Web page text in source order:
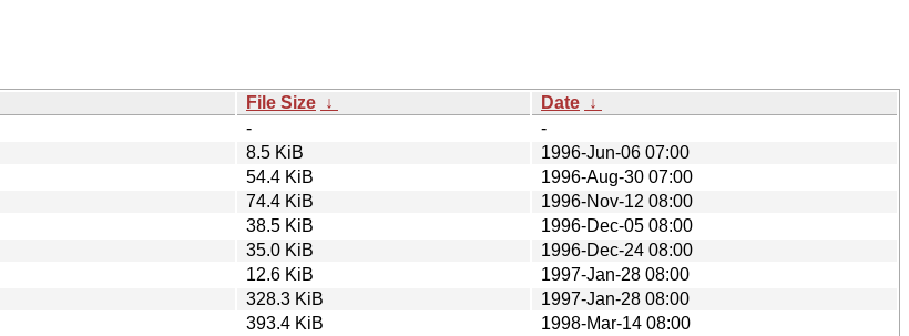
File Size ↓ Date ↓
-
-
8.5 KiB
1996-Jun-06 07:00
54.4 KiB
1996-Aug-30 07:00
74.4 KiB
1996-Nov-12 08:00
38.5 KiB
1996-Dec-05 08:00
35.0 KiB
1996-Dec-24 08:00
12.6 KiB
1997-Jan-28 08:00
328.3 KiB
1997-Jan-28 08:00
393.4 KiB
1998-Mar-14 08:00